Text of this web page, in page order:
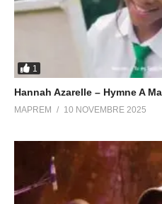
1
Hannah Azarelle – Hymne A
MAPREM 10 NOVEMBRE 2025